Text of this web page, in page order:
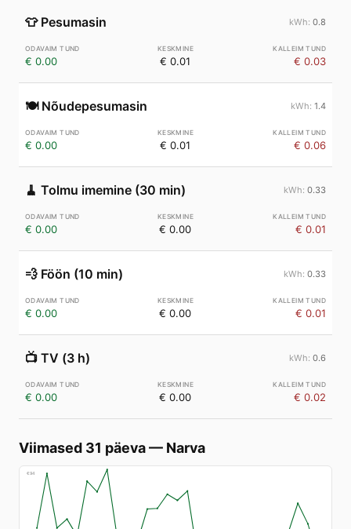
👕 Pesumasin 0.8
€ 0.00 € 0.01 € 0.03
🍽️ Nõudepesumasin 1.4
€ 0.00 € 0.01 € 0.06
🧹 Tolmu imemine (30 min) 0.33
€ 0.00 € 0.00 € 0.01
💨 Föön (10 min) 0.33
€ 0.00 € 0.00 € 0.01
📺 TV (3 h) 0.6
€ 0.00 € 0.00 € 0.02
Viimased 31 päeva— Narva
€94